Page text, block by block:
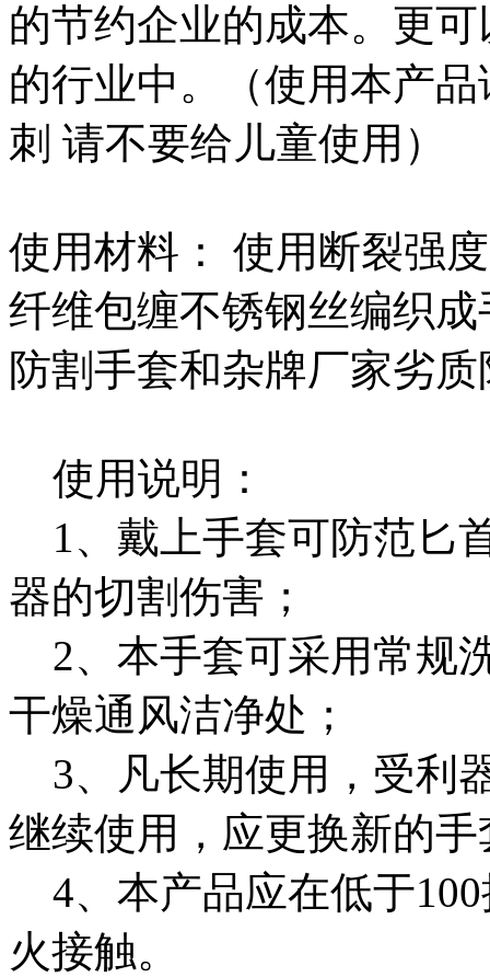
的节约企业的成本。更
的行业中。（使用本产
刺 请不要给儿童使用）
使用材料： 使用断裂强
纤维包缠不锈钢丝编织
防割手套和杂牌厂家劣
使用说明：
1、戴上手套可防范匕
器的切割伤害；
2、本手套可采用常规
干燥通风洁净处；
3、凡长期使用，受利
继续使用，应更换新的手
4、本产品应在低于
火接触。